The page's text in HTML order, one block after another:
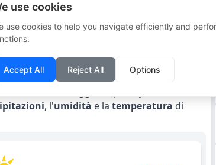
Agosto
- Russia Oggi. Scopri le
, l'umidità e la temperatura di
use cookies
use cookies to help you navigate efficiently and
Accept All Reject All Options